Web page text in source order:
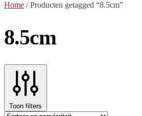
Home /Producten getagged “8.5cm”
8.5cm
Toon filters